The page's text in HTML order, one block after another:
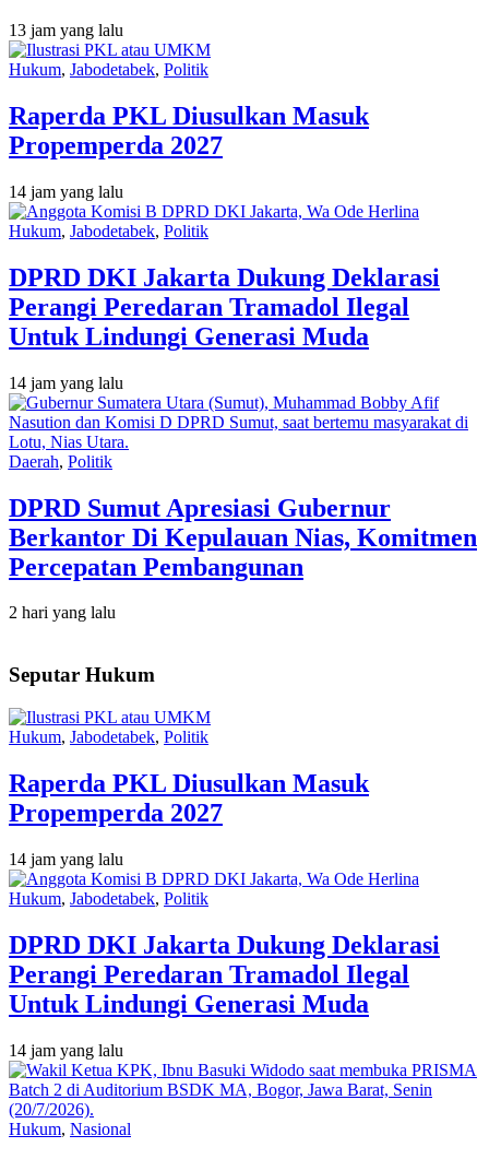
13 jam yang lalu
Hukum, Jabodetabek, Politik
Raperda PKL Diusulkan Masuk
Propemperda 2027
14 jam yang lalu
Hukum, Jabodetabek, Politik
DPRD DKI Jakarta Dukung Deklarasi
Perangi Peredaran Tramadol Ilegal
Untuk Lindungi Generasi Muda
14 jam yang lalu
Daerah, Politik
DPRD Sumut Apresiasi Gubernur
Berkantor Di Kepulauan Nias, Komitmen
Percepatan Pembangunan
2 hari yang lalu
Seputar Hukum
Hukum, Jabodetabek, Politik
Raperda PKL Diusulkan Masuk
Propemperda 2027
14 jam yang lalu
Hukum, Jabodetabek, Politik
DPRD DKI Jakarta Dukung Deklarasi
Perangi Peredaran Tramadol Ilegal
Untuk Lindungi Generasi Muda
14 jam yang lalu
Hukum, Nasional